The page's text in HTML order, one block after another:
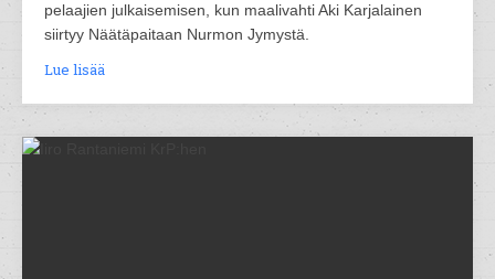
pelaajien julkaisemisen, kun maalivahti Aki Karjalainen
siirtyy Näätäpaitaan Nurmon Jymystä.
Lue lisää